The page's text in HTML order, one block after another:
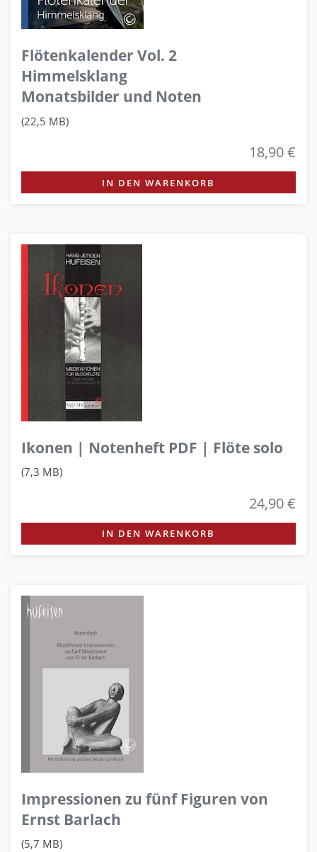
Flötenkalender Vol. 2
Himmelsklang
Monatsbilder und Noten
(22,5 MB)
18,90 €
IN DEN WARENKORB
Ikonen | Notenheft PDF | Flöte solo
(7,3 MB)
24,90 €
IN DEN WARENKORB
Impressionen zu fünf Figuren von
Ernst Barlach
(5,7 MB)